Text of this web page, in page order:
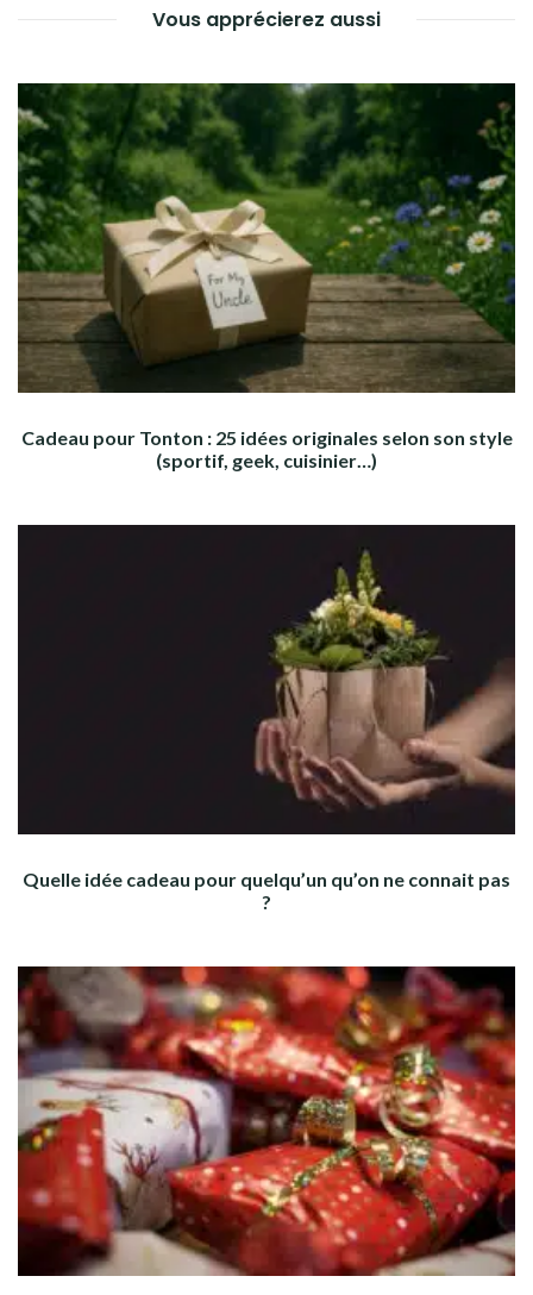
Vous apprécierez aussi
Cadeau pour Tonton : 25 idées originales selon son style
(sportif, geek, cuisinier…)
Quelle idée cadeau pour quelqu’un qu’on ne connait pas
?